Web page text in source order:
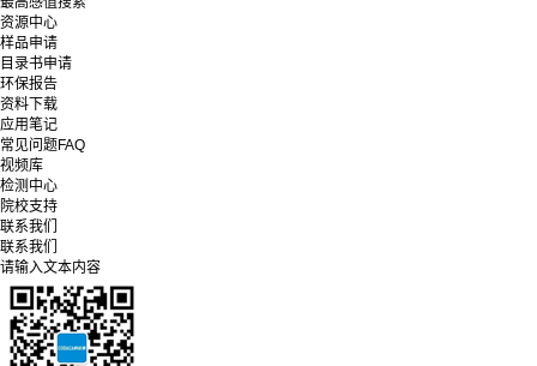
资源中心
样品申请
目录书申请
环保报告
资料下载
应用笔记
常见问题FAQ
视频库
检测中心
院校支持
联系我们
联系我们
请输入文本内容